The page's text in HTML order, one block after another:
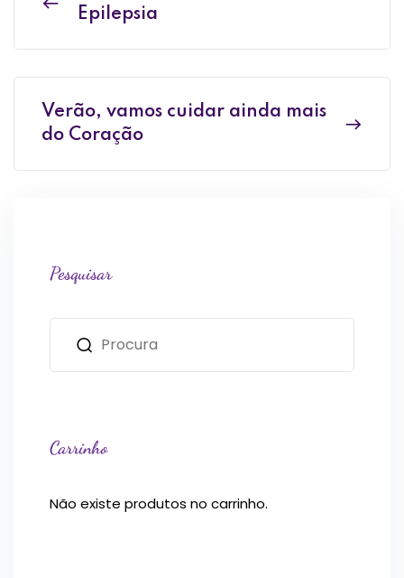
Epilepsia
Verão, vamos cuidar ainda mais
do Coração
Pesquisar
Carrinho
Não existe produtos no carrinho.